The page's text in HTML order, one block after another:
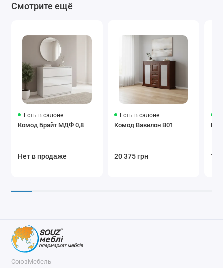
Смотрите ещё
Есть в салоне
Комод Брайт МДФ 0,8
Нет в продаже
Есть в салоне
Комод Вавилон В01
20 375 грн 14
СоюзМебель